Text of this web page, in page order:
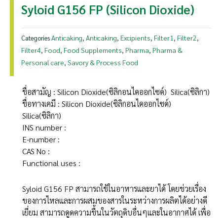
Syloid G156 FP (Silicon Dioxide)
CategoriesAnticaking, Anticaking, Excipients, Filter1 , Filter2,
Filter4, Food, Food Supplements, Pharma, Pharma &
Personal care, Savory & Process Food
ชื่อสามัญ : Silicon Dioxide(ซิลิกอนไดออกไซด์) Silica(ซิลิกา)
ชื่อทางเคมี : Silicon Dioxide(ซิลิกอนไดออกไซด์)
Silica(ซิลิกา)
INS number :
E-number :
CAS No :
Functional uses :
Syloid G156 FP สามารถใช้ในอาหารและยาได้ โดยช่วยเรื่อง
ของการไหลและการผสมของสารในระหว่างการผลิตได้อย่างดี
เยี่ยม สามารถดูดความชื้นในวัตถุดิบอื่นๆและในอากาศได้ เพื่อ